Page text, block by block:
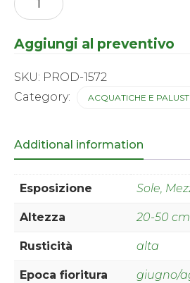
-
acquatica
Aggiungi al preventivo
SKU: PROD-1572
Category:
ACQUATICHE E
Additional information
Esposizione Sole,
Altezza 20-50 cm
Rusticità alta
Epoca fioritura giugno/